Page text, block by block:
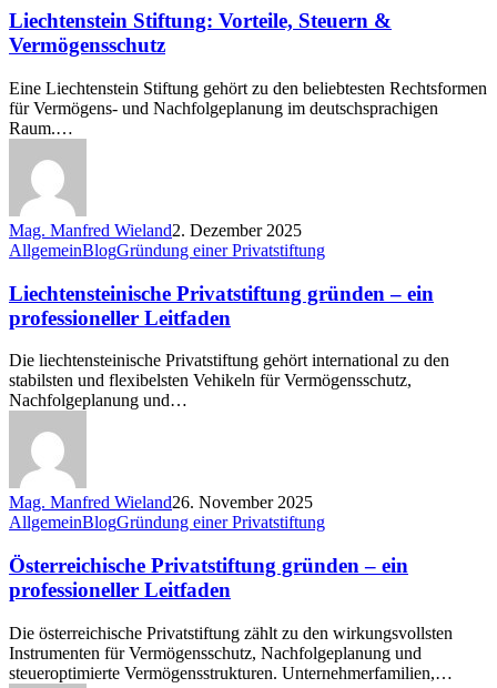
Vorteile,
Steuern
&
Liechtenstein Stiftung: Vorteile, Steuern &
Vermögensschutz
Eine Liechtenstein Stiftung gehört zu den beliebtesten Rechtsformen
für Vermögens- und Nachfolgeplanung im deutschsprachigen
Raum.…
Mag. Manfred Wieland2. Dezember 2025
Liechtensteinische
gründen
–
ein
Leitfaden
AllgemeinBlogGründung einer Privatstiftung
Liechtensteinische Privatstiftung gründen – ein
professioneller Leitfaden
Die liechtensteinische Privatstiftung gehört international zu den
stabilsten und flexibelsten Vehikeln für Vermögensschutz,
Nachfolgeplanung und…
Mag. Manfred Wieland26. November 2025
Österreichische
gründen
–
ein
Leitfaden
AllgemeinBlogGründung einer Privatstiftung
Österreichische Privatstiftung gründen – ein
professioneller Leitfaden
Die österreichische Privatstiftung zählt zu den wirkungsvollsten
Instrumenten für Vermögensschutz, Nachfolgeplanung und
steueroptimierte Vermögensstrukturen. Unternehmerfamilien,…